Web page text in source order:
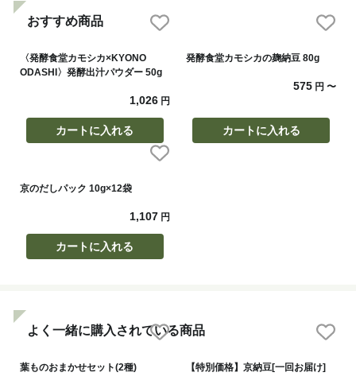
おすすめ商品
〈発酵食堂カモシカ×KYONO
ODASHI〉発酵出汁パウダー 50g
1,026円
カートに入れる
発酵食堂カモシカの麹納豆 80g
575 円〜
カートに入れる
京のだしパック 10g×12袋
1,107円
カートに入れる
よく一緒に購入されている商品
葉ものおまかせセット(2種) 【特別価格】京納豆[一回お届け]